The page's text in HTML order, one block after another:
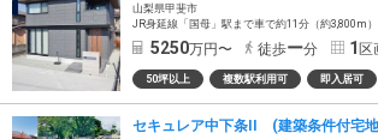
山梨県甲斐市
JR身延線「国母」駅まで車で約11分（約3,800m）
5250万円〜 徒歩ー分 1 区
50坪以上 複数駅利用可 即入居可
セキュレア中下条II (建築条件付宅